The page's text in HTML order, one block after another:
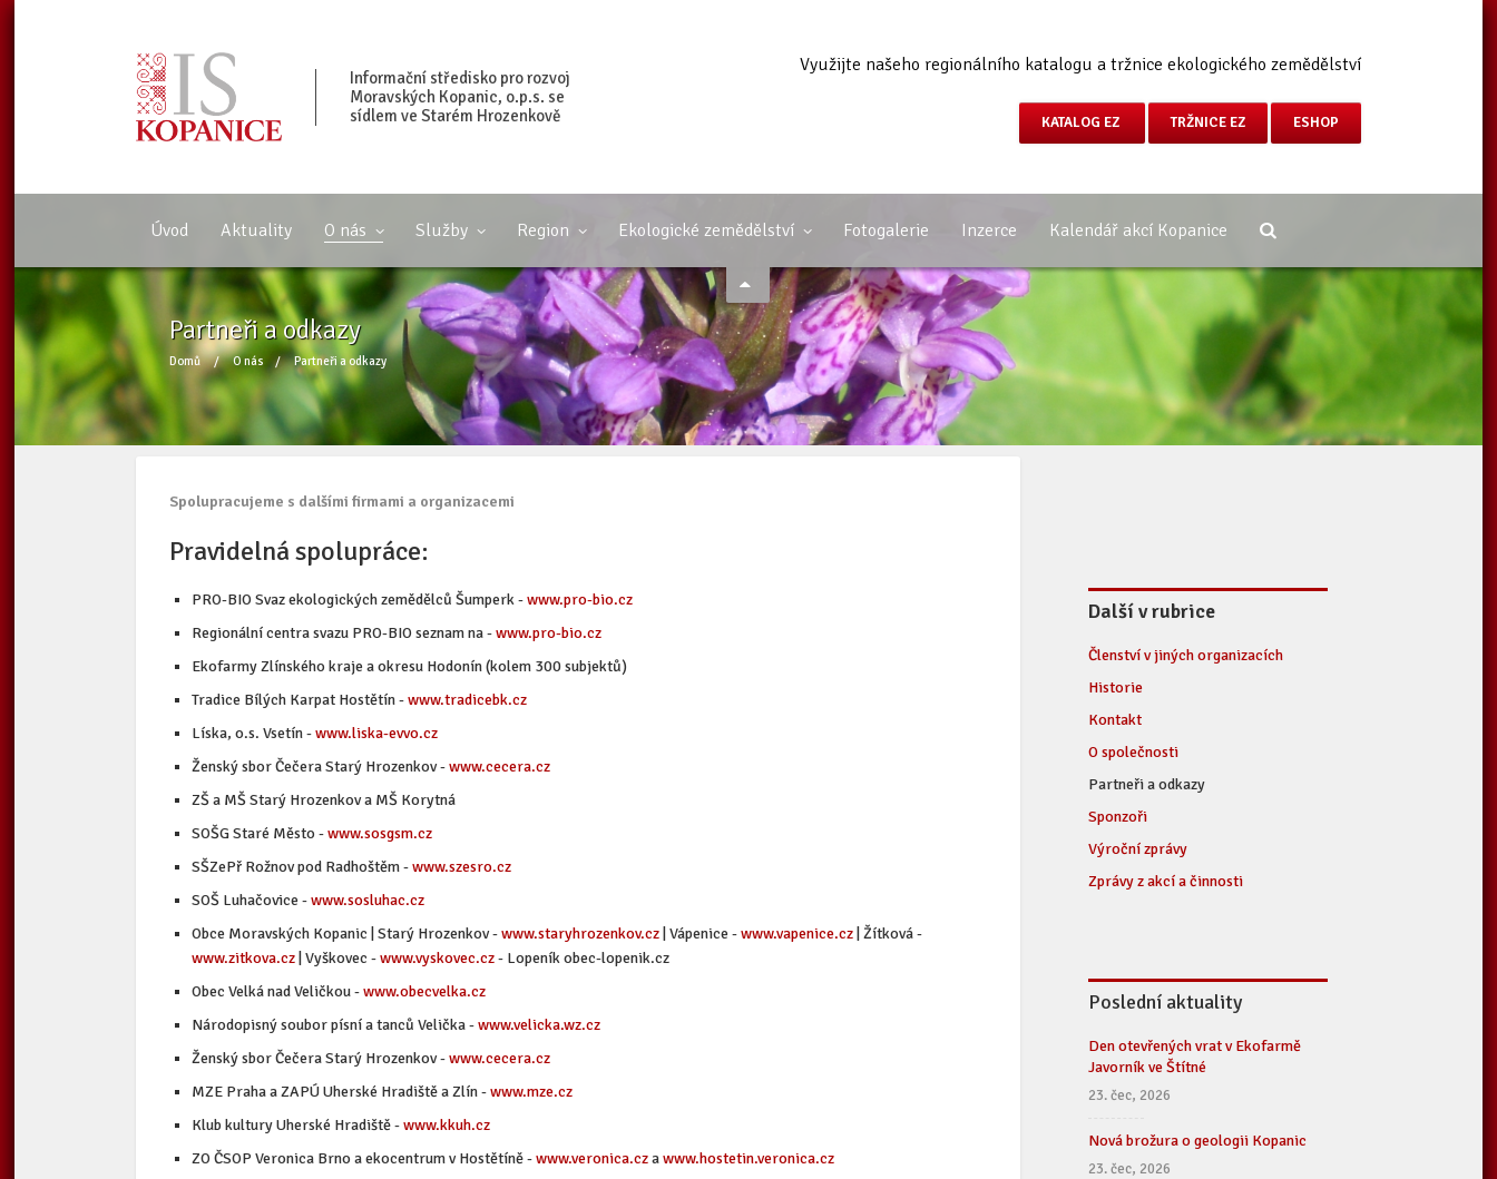
Informační středisko pro rozvoj
Moravských Kopanic, o.p.s. se
sídlem ve Starém Hrozenkově
Využijte našeho regionálního katalogu a tržnice ekologického zemědělství
KATALOG EZ TRŽNICE EZ ESHOP
Úvod Aktuality O nás Služby Region Ekologické zemědělství Fotogalerie Inzerce Kalendář akcí Kopanice
Partneři a odkazy
Domů / O nás / Partneři a odkazy
Spolupracujeme s dalšími firmami a organizacemi
Pravidelná spolupráce:
PRO-BIO Svaz ekologických zemědělců Šumperk -www.pro-bio.cz
Regionální centra svazu PRO-BIO seznam na -www.pro-bio.cz
Ekofarmy Zlínského kraje a okresu Hodonín (kolem 300 subjektů)
Tradice Bílých Karpat Hostětín -www.tradicebk.cz
Líska, o.s. Vsetín -www.liska-evvo.cz
Ženský sbor Čečera Starý Hrozenkov -www.cecera.cz
ZŠ a MŠ Starý Hrozenkov a MŠ Korytná
SOŠG Staré Město -www.sosgsm.cz
SŠZePř Rožnov pod Radhoštěm -www.szesro.cz
SOŠ Luhačovice -www.sosluhac.cz
Obce Moravských Kopanic | Starý Hrozenkov -www.staryhrozenkov.cz| Vápenice -www.vapenice.cz| Žítková -
www.zitkova.cz| Vyškovec -www.vyskovec.cz- Lopeník obec-lopenik.cz
Obec Velká nad Veličkou -www.obecvelka.cz
Národopisný soubor písní a tanců Velička -www.velicka.wz.cz
Ženský sbor Čečera Starý Hrozenkov -www.cecera.cz
MZE Praha a ZAPÚ Uherské Hradiště a Zlín -www.mze.cz
Klub kultury Uherské Hradiště -www.kkuh.cz
ZO ČSOP Veronica Brno a ekocentrum v Hostětíně -www.veronica.czawww.hostetin.veronica.cz
Další v rubrice
Členství v jiných organizacích
Historie
Kontakt
O společnosti
Partneři a odkazy
Sponzoři
Výroční zprávy
Zprávy z akcí a činnosti
Poslední aktuality
Den otevřených vrat v Ekofarmě
Javorník ve Štítné
23. čec, 2026
Nová brožura o geologii Kopanic
23. čec, 2026